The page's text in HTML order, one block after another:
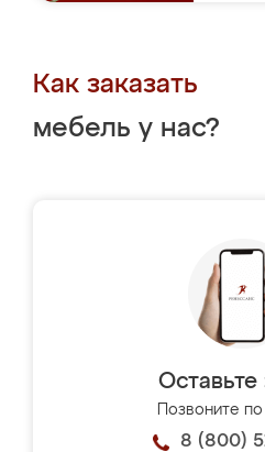
Как заказать
мебель у нас?
Оставьте
Позвоните
8 (800)